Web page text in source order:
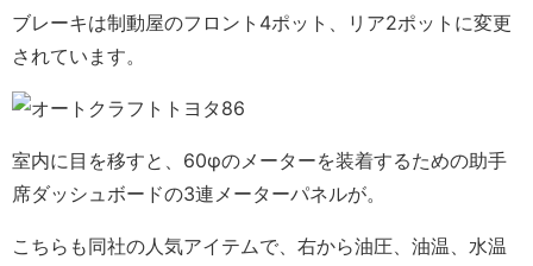
ブレーキは制動屋のフロント4ポット、リア2ポットに変更
されています。
室内に目を移すと、60φのメーターを装着するための助手
席ダッシュボードの3連メーターパネルが。
こちらも同社の人気アイテムで、右から油圧、油温、水温